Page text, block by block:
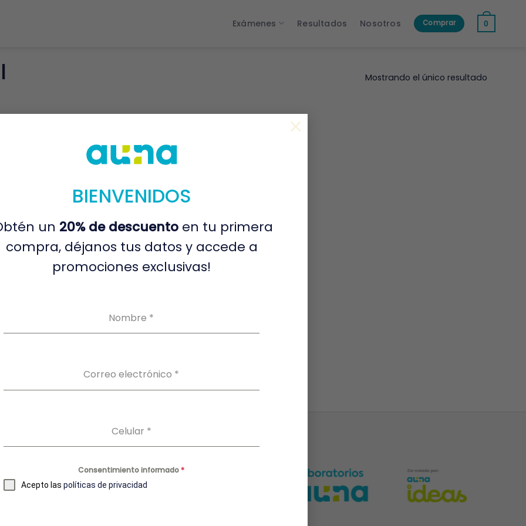
BIENVENIDOS
un 20% de descuento en tu primera
compra, déjanos tus datos y accede a
promociones exclusivas!
Nombre *
Correo electrónico *
Celular *
Consentimiento informado*
Acepto las políticas de privacidad
×
Exámenes Resultados Nosotros Comprar 0
Mostrando el único resultado
Nuestros Productos
Auto-toma